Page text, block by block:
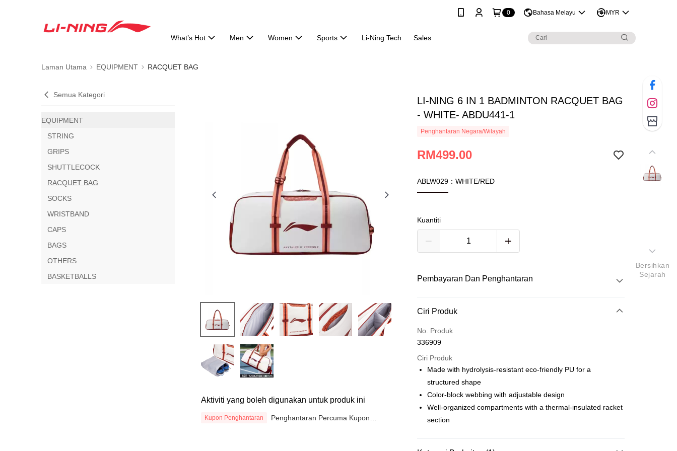
0 Bahasa Melayu MYR
What’s Hot Men Women Sports Li-Ning Tech Sales
Laman Utama EQUIPMENT RACQUET BAG
Semua Kategori
EQUIPMENT
STRING
GRIPS
SHUTTLECOCK
RACQUET BAG
SOCKS
WRISTBAND
CAPS
BAGS
OTHERS
BASKETBALLS
Aktiviti yang boleh digunakan untuk produk ini
Kupon Penghantaran
Penghantaran Percuma Kupon
LI-NING 6 IN 1 BADMINTON RACQUET BAG
- WHITE- ABDU441-1
Penghantaran Negara/Wilayah
RM499.00
ABLW029：WHITE/RED
Kuantiti
Pembayaran Dan Penghantaran
Kaedah Pembayaran
Kad Kredit
Perbankan atas talian
Deskripsi
Hanya menyokong Maybank, CIMB Bank, Public Bank, RHB Bank, Hong
Boost
GrabPay
Ciri Produk
No. Produk
336909
Ciri Produk
Made with hydrolysis-resistant eco-friendly PU for a
structured shape
Color-block webbing with adjustable design
Well-organized compartments with a thermal-insulated racket
section
Bersihkan
Sejarah